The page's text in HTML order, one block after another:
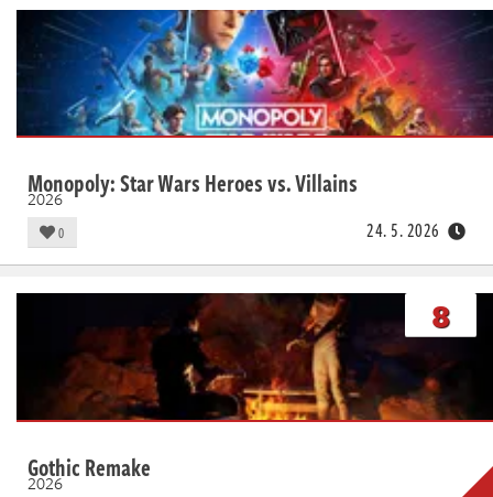
Monopoly: Star Wars Heroes vs. Villains
2026
0 24. 5. 2026
8
Gothic Remake
2026